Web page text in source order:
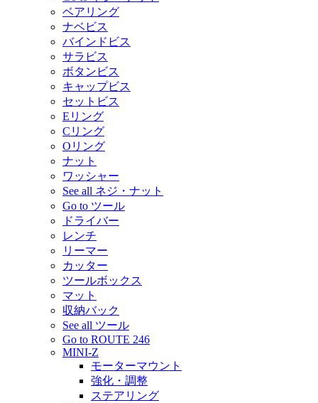
ベアリング
ナベビス
バインドビス
サラビス
ボタンビス
キャップビス
セットビス
Eリング
Cリング
Oリング
ナット
ワッシャー
See all ネジ・ナット
Go to ツール
ドライバー
レンチ
リーマー
カッター
ツールボックス
マット
収納バック
See all ツール
Go to ROUTE 246
MINI-Z
モーターマウント
強化・調整
ステアリング